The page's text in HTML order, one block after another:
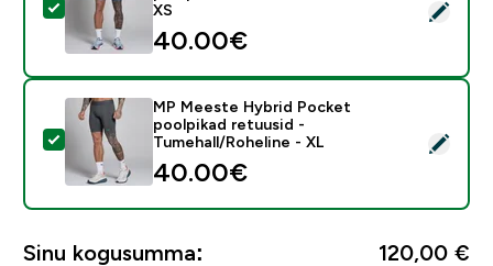
Vali see toode - MP meeste Hybrid taskuga
XS
40.00€‎
Vali see toode - MP Meeste Hybrid Pocket poolpikad
MP Meeste Hybrid Pocket
poolpikad retuusid -
Tumehall/Roheline - XL
40.00€‎
Sinu kogusumma: 120,00 €‎